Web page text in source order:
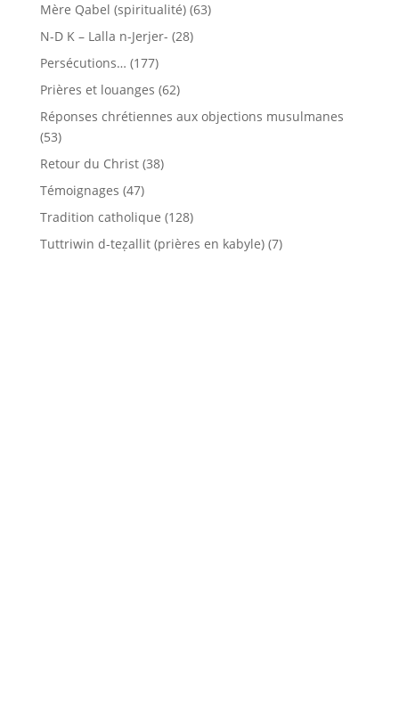
Mère Qabel (spiritualité)(63)
N-D K – Lalla n-Jerjer- (28)
Persécutions… (177)
Prières et louanges (62)
Réponses chrétiennes aux objections musulmanes
(53)
Retour du Christ(38)
Témoignages (47)
Tradition catholique (128)
Tuttriwin d-teẓallit (prières en kabyle)(7)